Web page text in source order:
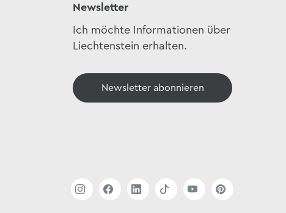
Newsletter
Ich möchte Informationen über
Liechtenstein erhalten.
Newsletter abonnieren